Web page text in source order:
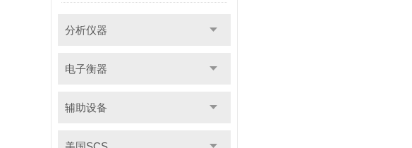
分析仪器
电子衡器
辅助设备